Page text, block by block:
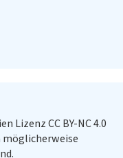
Lizenz CC BY-NC 4.0